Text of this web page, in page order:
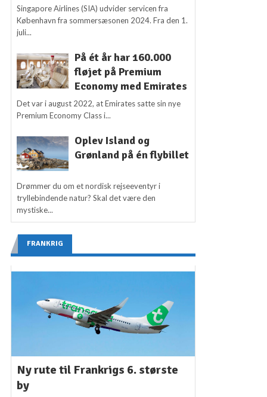
Singapore Airlines (SIA) udvider servicen fra
København fra sommersæsonen 2024. Fra den 1.
juli...
På ét år har 160.000
fløjet på Premium
Economy med Emirates
Det var i august 2022, at Emirates satte sin nye
Premium Economy Class i...
Oplev Island og
Grønland på én flybillet
Drømmer du om et nordisk rejseeventyr i
tryllebindende natur? Skal det være den
mystiske...
FRANKRIG
Ny rute til Frankrigs 6. største
by